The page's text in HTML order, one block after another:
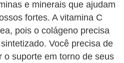
e minerais que ajudam
fortes. A vitamina C
pois o colágeno precisa
Você precisa de
o suporte em torno de seus